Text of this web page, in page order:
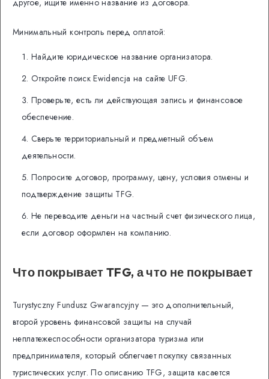
другое, ищите именно название из договора.
Минимальный контроль перед оплатой:
Найдите юридическое название организатора.
Откройте поиск Ewidencja на сайте UFG.
Проверьте, есть ли действующая запись и финансовое
обеспечение.
Сверьте территориальный и предметный объем
деятельности.
Попросите договор, программу, цену, условия отмены и
подтверждение защиты TFG.
Не переводите деньги на частный счет физического лица,
если договор оформлен на компанию.
Что покрывает TFG, а что не покрывает
Turystyczny Fundusz Gwarancyjny — это дополнительный,
второй уровень финансовой защиты на случай
неплатежеспособности организатора туризма или
предпринимателя, который облегчает покупку связанных
туристических услуг. По описанию TFG, защита касается